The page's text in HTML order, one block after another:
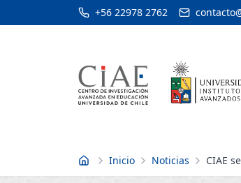
+56 22978 2762
Inicio Inicio Noticias CIAE